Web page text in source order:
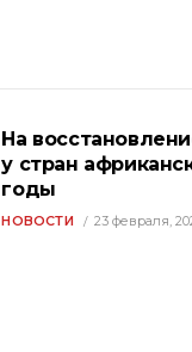
На
у стран
годы
НОВОСТИ 23 февраля,